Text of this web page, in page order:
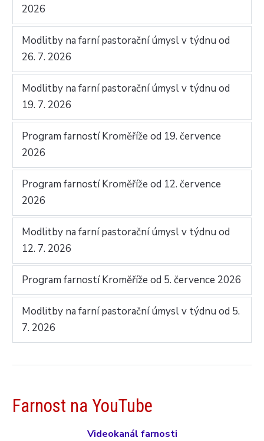
2026
Modlitby na farní pastorační úmysl v týdnu od
26. 7. 2026
Modlitby na farní pastorační úmysl v týdnu od
19. 7. 2026
Program farností Kroměříže od 19. července
2026
Program farností Kroměříže od 12. července
2026
Modlitby na farní pastorační úmysl v týdnu od
12. 7. 2026
Program farností Kroměříže od 5. července 2026
Modlitby na farní pastorační úmysl v týdnu od 5.
7. 2026
Farnost na YouTube
Videokanál farnosti